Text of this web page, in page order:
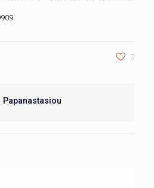
0
Papanastasiou